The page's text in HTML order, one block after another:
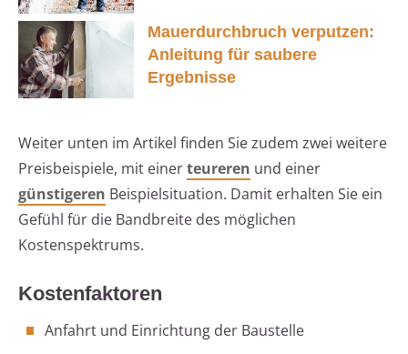
Mauerdurchbruch verputzen:
Anleitung für saubere
Ergebnisse
Weiter unten im Artikel finden Sie zudem zwei weitere
Preisbeispiele, mit einerteureren und einer
günstigeren Beispielsituation. Damit erhalten Sie ein
Gefühl für die Bandbreite des möglichen
Kostenspektrums.
Kostenfaktoren
Anfahrt und Einrichtung der Baustelle